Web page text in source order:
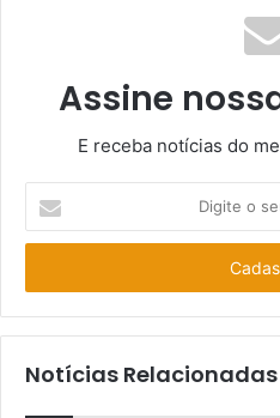
Assine
E receba notícias do
seu
mail
Notícias Relacionadas